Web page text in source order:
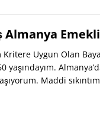
Almanya
Kritere Uygun Olan
Maddi